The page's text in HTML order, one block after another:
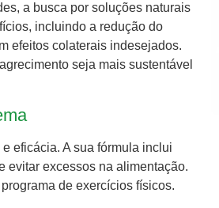
a busca por soluções naturais
incluindo a redução do
efeitos colaterais indesejados.
seja mais sustentável
eficácia. A sua fórmula inclui
evitar excessos na alimentação.
de exercícios físicos.